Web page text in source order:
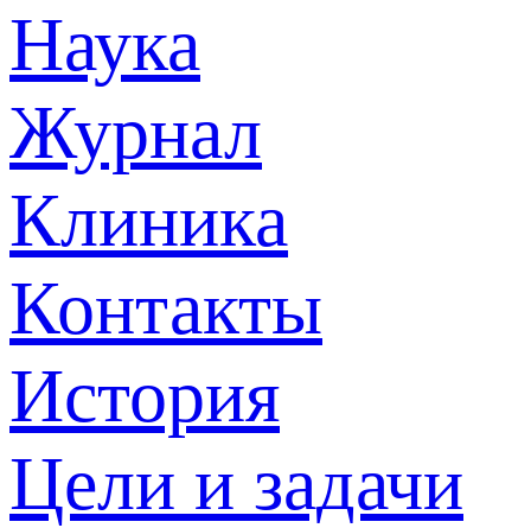
Наука
Журнал
Клиника
Контакты
История
Цели и задачи